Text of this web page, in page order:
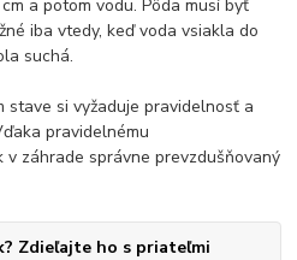
a potom vodu. Pôda musí byť
iba vtedy, keď voda vsiakla do
suchá.
stave si vyžaduje pravidelnosť a
pravidelnému
záhrade správne prevzdušňovaný
Zdieľajte ho s priateľmi